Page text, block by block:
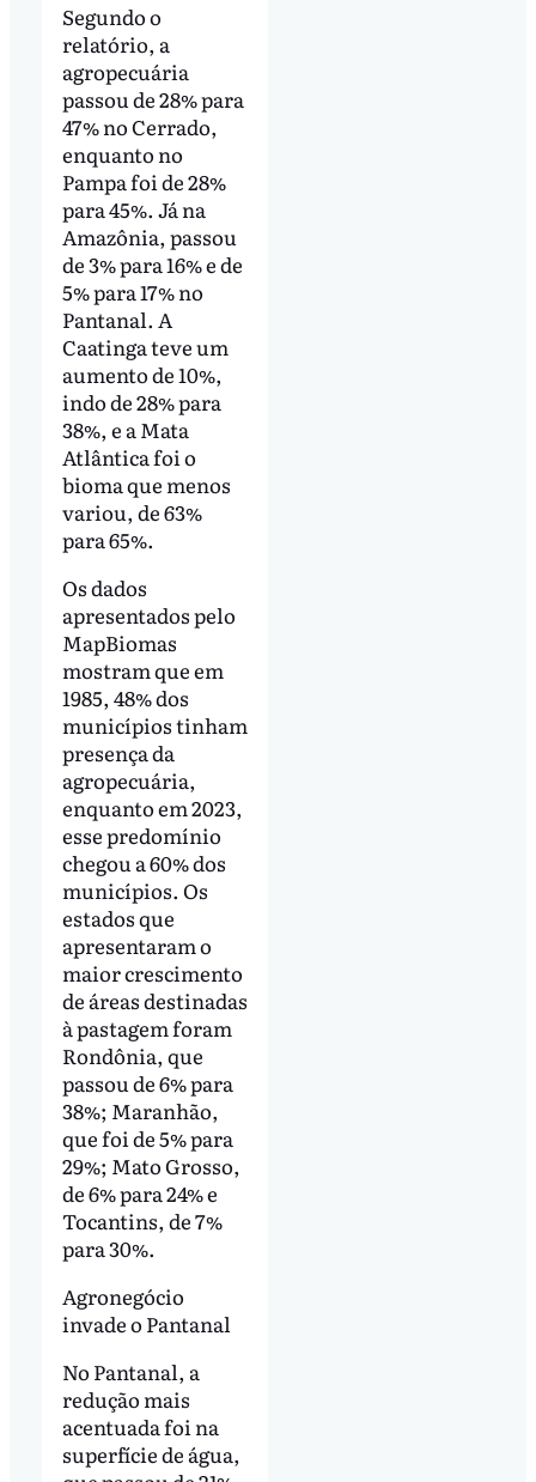
Segundo o
relatório, a
agropecuária
passou de 28% para
47% no Cerrado,
enquanto no
Pampa foi de 28%
para 45%. Já na
Amazônia, passou
de 3% para 16% e de
5% para 17% no
Pantanal. A
Caatinga teve um
aumento de 10%,
indo de 28% para
38%, e a Mata
Atlântica foi o
bioma que menos
variou, de 63%
para 65%.
Os dados
apresentados pelo
MapBiomas
mostram que em
1985, 48% dos
municípios tinham
presença da
agropecuária,
enquanto em 2023,
esse predomínio
chegou a 60% dos
municípios. Os
estados que
apresentaram o
maior crescimento
de áreas destinadas
à pastagem foram
Rondônia, que
passou de 6% para
38%; Maranhão,
que foi de 5% para
29%; Mato Grosso,
de 6% para 24% e
Tocantins, de 7%
para 30%.
Agronegócio
invade o Pantanal
No Pantanal, a
redução mais
acentuada foi na
superfície de água,